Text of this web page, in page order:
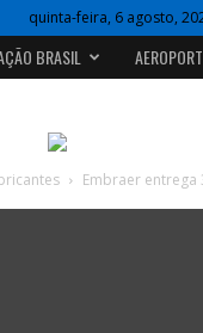
quinta-feira, 6 agosto,
BRASIL
Embraer entrega